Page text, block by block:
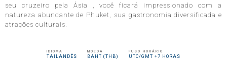
Roamer℠
Seeker℠
seu cruzeiro pela Ásia , você ficará impressionado com a
natureza abundante de Phuket, sua gastronomia diversificada e
atrações culturais.
IDIOMA
TAILANDÊS
MOEDA
BAHT (THB)
FUSO HORÁRIO
UTC/GMT +7 HORAS